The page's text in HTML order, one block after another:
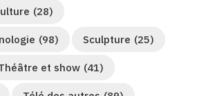
(28)
(98) Sculpture (25)
et show (41)